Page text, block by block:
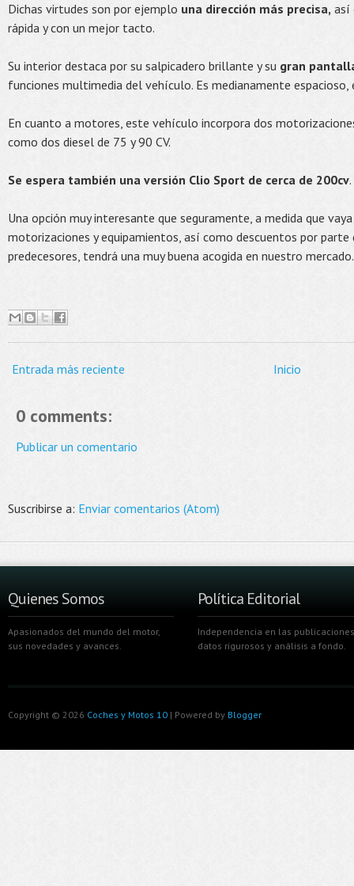
Dichas virtudes son por ejemplo una dirección más precisa, así
rápida y con un mejor tacto.
Su interior destaca por su salpicadero brillante y su gran
funciones multimedia del vehículo. Es medianamente
En cuanto a motores, este vehículo incorpora dos
como dos diesel de 75 y 90 CV.
Se espera también una versión Clio Sport de cerca de 200cv.
Una opción muy interesante que seguramente, a medida que
motorizaciones y equipamientos, así como descuentos por
predecesores, tendrá una muy buena acogida en nuestro mercado.
Entrada más reciente Inicio
0 comments:
Publicar un comentario
Suscribirse a: Enviar comentarios (Atom)
Quienes Somos
Apasionados del mundo del motor,
sus novedades y avances.
Política Editorial
Independencia en las
datos rigurosos y análisis a fondo.
Copyright © 2026 Coches y Motos 10 | Powered by Blogger